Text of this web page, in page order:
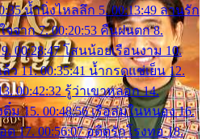
น้ำนิ่งไหลลึก 5. 00:13:49 ลานรัก
จจาก 7. 00:20:53 คืนฝนตก 8.
00:28:47 โสนน้อยเรือนงาม 10.
ว 11. 00:35:41 น้ำกรดแช่เย็น 12.
00:42:32 รู้ว่าเขาหลอก 14.
ม 15. 00:48:56 เรือล่มในหนอง 16.
ด 17. 00:56:07 อดีตรักโรงทอ 18.